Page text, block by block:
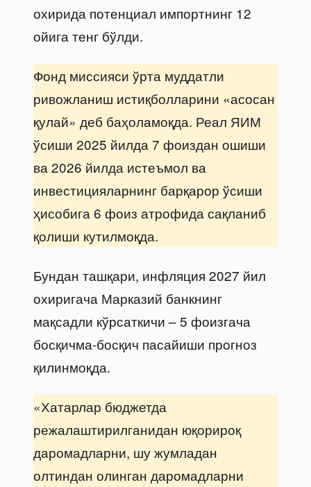
охирида потенциал импортнинг 12
ойига тенг бўлди.
Фонд миссияси ўрта муддатли
ривожланиш истиқболларини «асосан
қулай» деб баҳоламоқда. Реал ЯИМ
ўсиши 2025 йилда 7 фоиздан ошиши
ва 2026 йилда истеъмол ва
инвестицияларнинг барқарор ўсиши
ҳисобига 6 фоиз атрофида сақланиб
қолиши кутилмоқда.
Бундан ташқари, инфляция 2027 йил
охиригача Марказий банкнинг
мақсадли кўрсаткичи – 5 фоизгача
босқичма-босқич пасайиши прогноз
қилинмоқда.
«Хатарлар бюджетда
режалаштирилганидан юқорироқ
даромадларни, шу жумладан
олтиндан олинган даромадларни